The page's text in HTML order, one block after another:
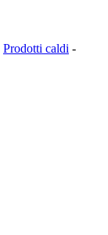
Prodotti caldi -